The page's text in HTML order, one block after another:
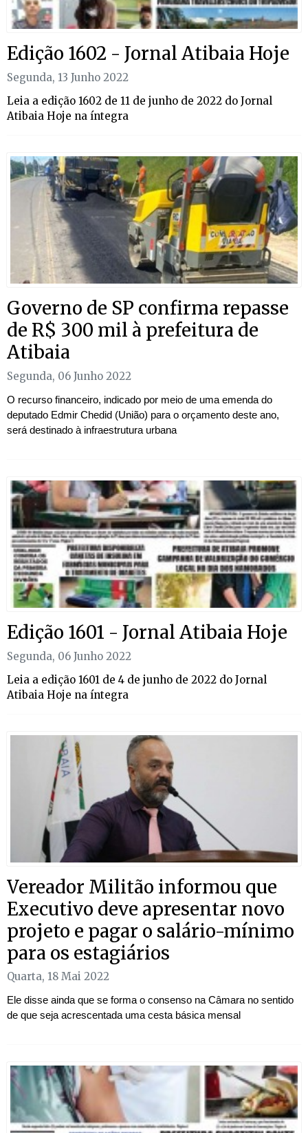
Edição 1602 - Jornal Atibaia Hoje
Segunda, 13 Junho 2022
Leia a edição 1602 de 11 de junho de 2022 do Jornal
Atibaia Hoje na íntegra
Governo de SP confirma repasse
de R$ 300 mil à prefeitura de
Atibaia
Segunda, 06 Junho 2022
O recurso financeiro, indicado por meio de uma emenda do
deputado Edmir Chedid (União) para o orçamento deste ano,
será destinado à infraestrutura urbana
Edição 1601 - Jornal Atibaia Hoje
Segunda, 06 Junho 2022
Leia a edição 1601 de 4 de junho de 2022 do Jornal
Atibaia Hoje na íntegra
Vereador Militão informou que
Executivo deve apresentar novo
projeto e pagar o salário-mínimo
para os estagiários
Quarta, 18 Mai 2022
Ele disse ainda que se forma o consenso na Câmara no sentido
de que seja acrescentada uma cesta básica mensal